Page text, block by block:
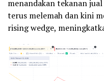
menandakan tekanan
terus melemah dan kini
rising wedge,